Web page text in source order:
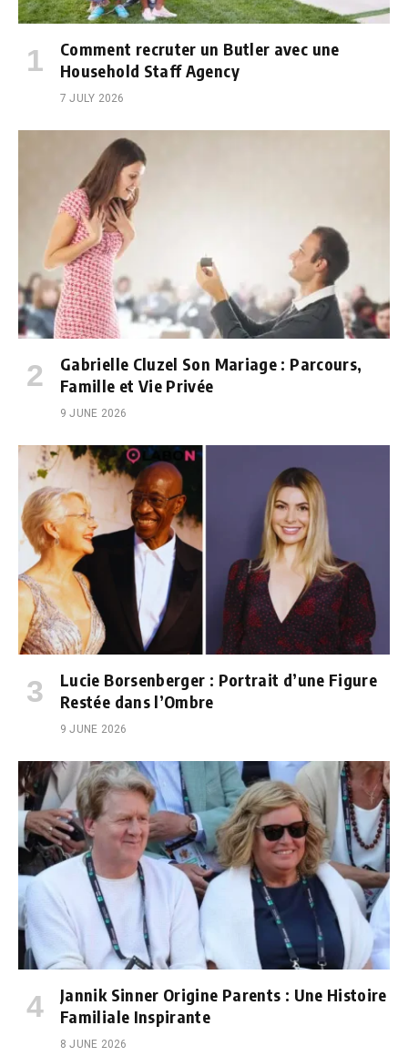
Comment recruter un Butler avec une
Household Staff Agency
7 JULY 2026
Gabrielle Cluzel Son Mariage : Parcours,
Famille et Vie Privée
9 JUNE 2026
Lucie Borsenberger : Portrait d’une Figure
Restée dans l’Ombre
9 JUNE 2026
Jannik Sinner Origine Parents : Une Histoire
Familiale Inspirante
8 JUNE 2026